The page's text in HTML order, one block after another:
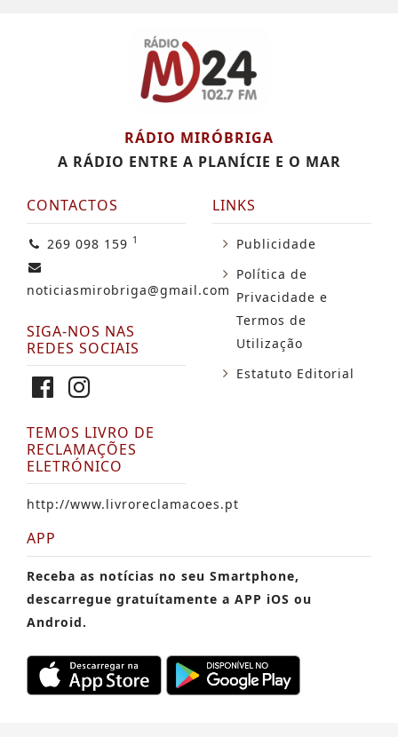
RÁDIO MIRÓBRIGA
A RÁDIO ENTRE A PLANÍCIE E O MAR
CONTACTOS
269 098 159 1
noticiasmirobriga@gmail.com
SIGA-NOS NAS
REDES SOCIAIS
TEMOS LIVRO DE
RECLAMAÇÕES
ELETRÓNICO
http://www.livroreclamacoes.pt
LINKS
Publicidade
Política de
Privacidade e
Termos de
Utilização
Estatuto Editorial
APP
Receba as notícias no seu Smartphone,
descarregue gratuítamente a APP iOS ou
Android.